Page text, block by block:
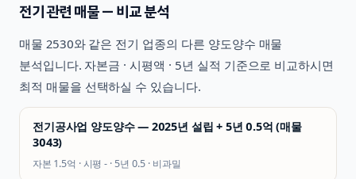
전기관련 매물 — 비교 분석
매물 2530와 같은 전기 업종의 다른 양도양수 매물
분석입니다. 자본금 · 시평액 · 5년 실적 기준으로 비교하시면
최적 매물을 선택하실 수 있습니다.
전기공사업 양도양수 — 2025년 설립 + 5년 0.5억 (매물
3043)
자본 1.5억 · 시평- · 5년0.5· 비과밀